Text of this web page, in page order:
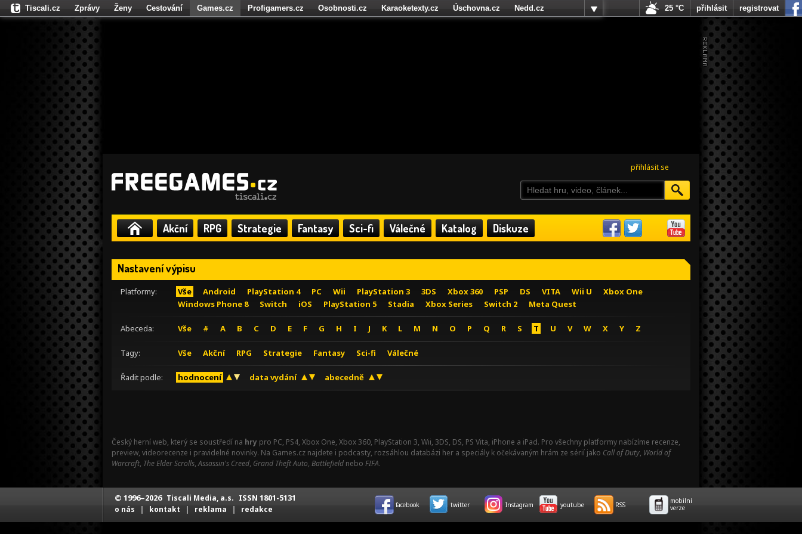
přihlásit se
Akční RPG Strategie Fantasy Sci-fi Válečné Katalog Diskuze
Nastavení výpisu
Platformy: Vše Android PlayStation 4 PC Wii PlayStation 3 3DS Xbox 360 PSP DS VITA Wii U
Xbox One
Windows Phone 8
Switch iOS PlayStation 5 Stadia Xbox Series Switch 2 Meta Quest
Abeceda: Vše # A B C D E F G H I J K L M N O P Q R S T U V W X Y Z
Tagy: Vše Akční RPG Strategie Fantasy Sci-fi Válečné
Řadit podle: hodnocení data vydání abecedně
Český herní web, který se soustředí na hry pro PC, PS4, Xbox One, Xbox 360, PlayStation 3, Wii, 3DS, DS, PS Vita, iPhone a iPad. Pro všechny platformy nabízíme recenze,
preview, videorecenze i pravidelné novinky. Na Games.cz najdete i podcasty, rozsáhlou databázi her a speciály k očekávaným hrám ze sérií jako Call of Duty, World of
Warcraft, The Elder Scrolls,Assassin's Creed, Grand Theft Auto, Battlefield nebo FIFA.
Tiscali.cz Zprávy Ženy Cestování Games.cz Profigamers.cz Osobnosti.cz Karaoketexty.cz Úschovna.cz
Nedd.cz
Fights.cz
25 °C přihlásit registrovat
© 1996–2026 Tiscali Media, a.s. ISSN 1801-5131
o nás | kontakt | reklama | redakce facebook twitter Instagram youtube RSS
mobilní
verze